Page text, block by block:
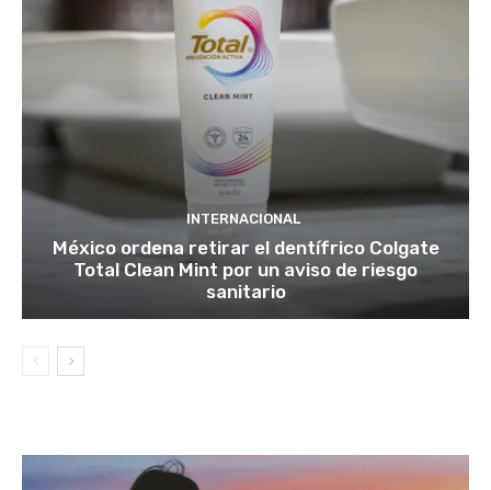
INTERNACIONAL
México ordena retirar el dentífrico Colgate
Total Clean Mint por un aviso de riesgo
sanitario